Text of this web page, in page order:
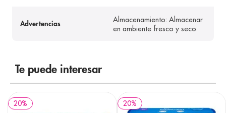
Advertencias
Almacenamiento: Almacenar
en ambiente fresco y seco
Te puede interesar
20% 20%